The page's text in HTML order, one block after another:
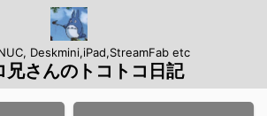
Deskmini,iPad,StreamFab etc
兄さんのトコトコ日記